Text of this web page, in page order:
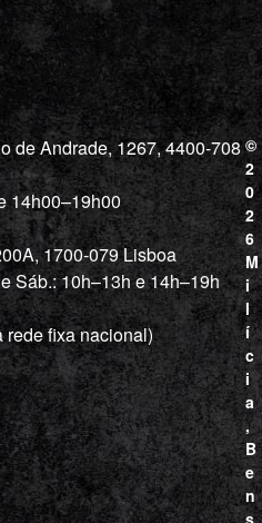
de Andrade, 1267, 4400-708
14h00–19h00
1700-079 Lisboa
Sáb.: 10h–13h e 14h–19h
rede fixa nacional)
©
2
0
2
6
M
i
l
í
c
i
a
,
B
e
n
s